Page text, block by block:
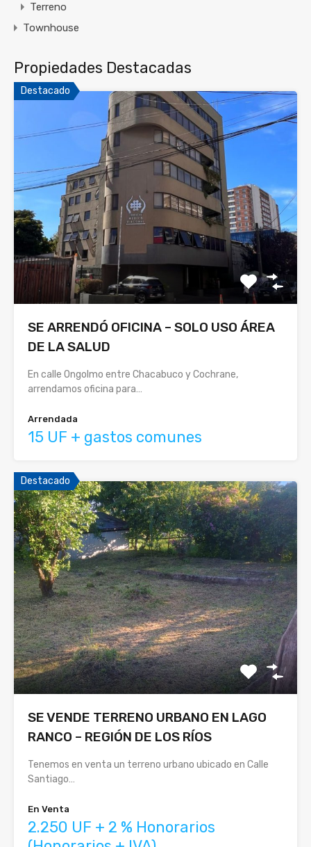
Terreno
Townhouse
Propiedades Destacadas
Destacado
SE ARRENDÓ OFICINA – SOLO USO ÁREA
DE LA SALUD
En calle Ongolmo entre Chacabuco y Cochrane,
arrendamos oficina para…
Arrendada
15 UF + gastos comunes
Destacado
SE VENDE TERRENO URBANO EN LAGO
RANCO – REGIÓN DE LOS RÍOS
Tenemos en venta un terreno urbano ubicado en Calle
Santiago…
En Venta
2.250 UF + 2 % Honorarios